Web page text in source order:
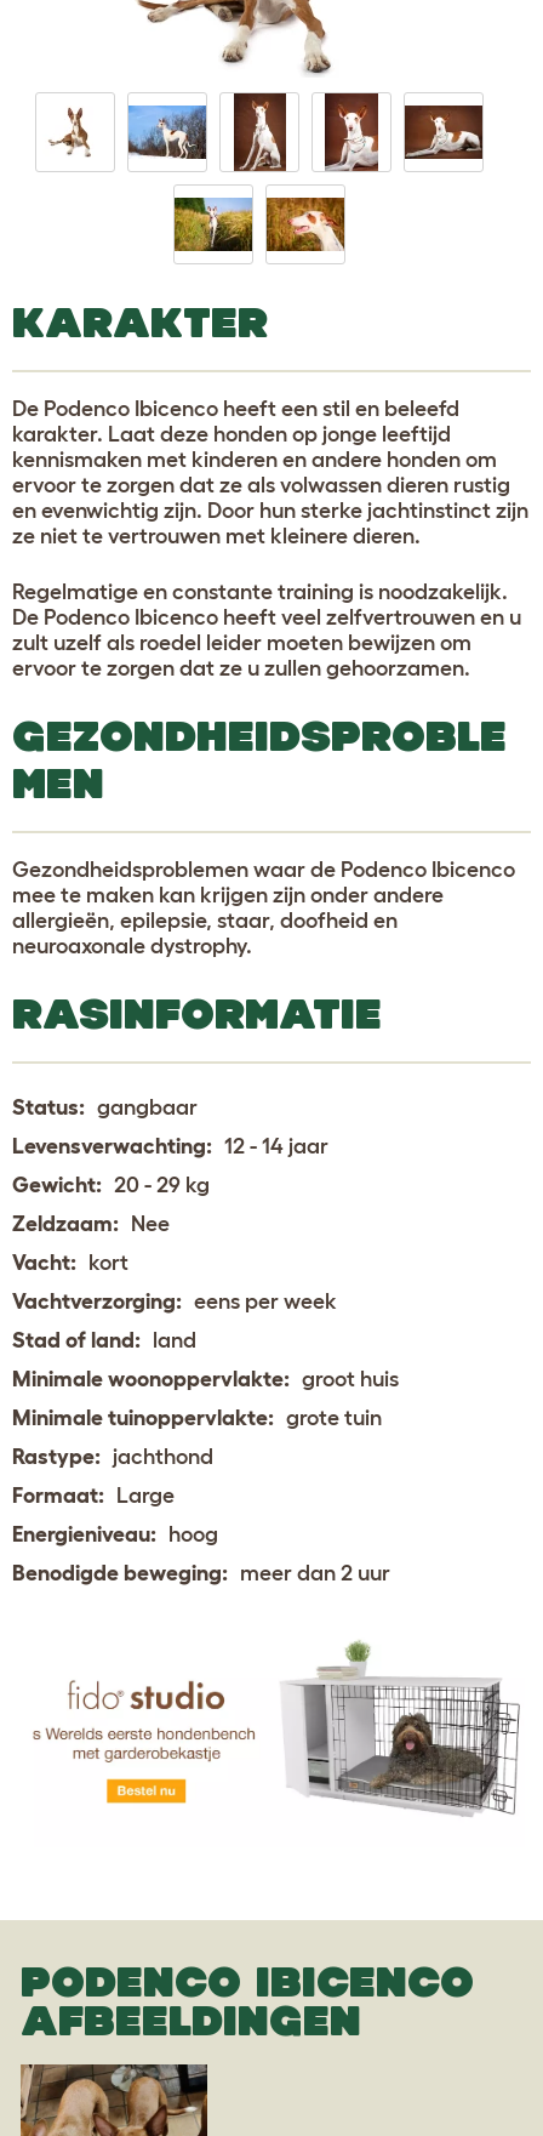
KARAKTER
De Podenco Ibicenco heeft een stil en beleefd
karakter. Laat deze honden op jonge leeftijd
kennismaken met kinderen en andere honden om
ervoor te zorgen dat ze als volwassen dieren rustig
en evenwichtig zijn. Door hun sterke jachtinstinct zijn
ze niet te vertrouwen met kleinere dieren.
Regelmatige en constante training is noodzakelijk.
De Podenco Ibicenco heeft veel zelfvertrouwen en u
zult uzelf als roedel leider moeten bewijzen om
ervoor te zorgen dat ze u zullen gehoorzamen.
GEZONDHEIDSPROBLE
MEN
Gezondheidsproblemen waar de Podenco Ibicenco
mee te maken kan krijgen zijn onder andere
allergieën, epilepsie, staar, doofheid en
neuroaxonale dystrophy.
RASINFORMATIE
Status: gangbaar
Levensverwachting: 12 - 14 jaar
Gewicht: 20 - 29 kg
Zeldzaam: Nee
Vacht: kort
Vachtverzorging: eens per week
Stad of land: land
Minimale woonoppervlakte: groot huis
Minimale tuinoppervlakte: grote tuin
Rastype: jachthond
Formaat: Large
Energieniveau: hoog
Benodigde beweging: meer dan 2 uur
PODENCO IBICENCO
AFBEELDINGEN